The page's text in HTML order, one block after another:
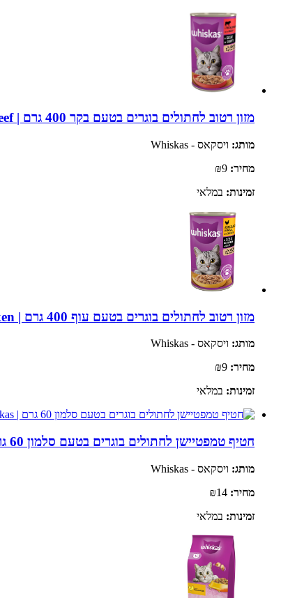
מזון רטוב לחתולים בוגרים בטעם בקר 400 גרם | Whiskas Adult Beef
מותג: ויסקאס - Whiskas
מחיר:
זמינות: במלאי
מזון רטוב לחתולים בוגרים בטעם עוף 400 גרם | Whiskas Adult Chicken
מותג: ויסקאס - Whiskas
מחיר:
זמינות: במלאי
חטיף טמפטיישן לחתולים בוגרים בטעם סלמון 60 גרם | Whiskas
מותג: ויסקאס - Whiskas
מחיר:
זמינות: במלאי